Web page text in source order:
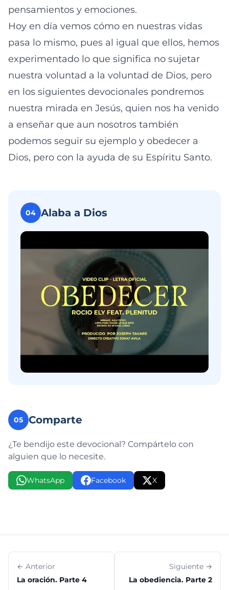
pensamientos y emociones.
Hoy en día vemos cómo en nuestras vidas
pasa lo mismo, pues al igual que ellos, hemos
experimentado lo que significa no sujetar
nuestra voluntad a la voluntad de Dios, pero
en los siguientes devocionales pondremos
nuestra mirada en Jesús, quien nos ha venido
a enseñar que aun nosotros también
podemos seguir su ejemplo y obedecer a
Dios, pero con la ayuda de su Espíritu Santo.
04 Alaba a Dios
05 Comparte
¿Te bendijo este devocional? Compártelo con
alguien que lo necesite.
WhatsApp Facebook X
← Anterior
La oración. Parte 4
Siguiente →
La obediencia. Parte 2